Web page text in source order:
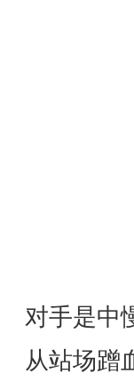
对手是中
从站场蹭